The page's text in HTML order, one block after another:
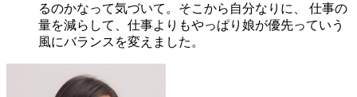
るのかなって気づいて。そこから自分なりに、 仕事の
量を減らして、仕事よりもやっぱり娘が優先っていう
風にバランスを変えました。